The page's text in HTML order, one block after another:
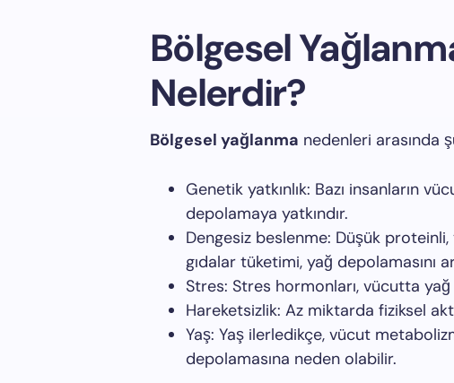
Bölgesel
Nelerdir?
Bölgesel yağlanma nedenleri arasında
Genetik yatkınlık: Bazı insanların
depolamaya yatkındır.
Dengesiz beslenme: Düşük
gıdalar tüketimi, yağ depolamasını
Stres: Stres hormonları, vücutta
Hareketsizlik: Az miktarda fiziksel
Yaş: Yaş ilerledikçe, vücut
depolamasına neden olabilir.